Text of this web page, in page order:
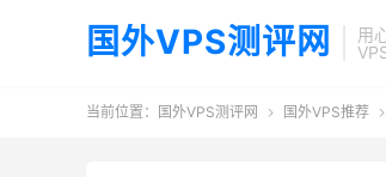
国外VPS测评网
用
当前位置： 国外VPS测评网  国外VPS推荐 